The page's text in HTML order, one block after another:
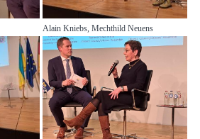
Alain Kniebs, Mechthild Neuens